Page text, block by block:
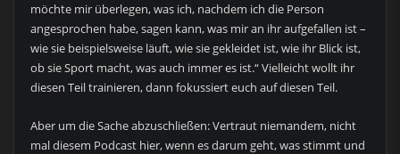
möchte mir überlegen, was ich, nachdem ich die Person
angesprochen habe, sagen kann, was mir an ihr aufgefallen ist –
wie sie beispielsweise läuft, wie sie gekleidet ist, wie ihr Blick ist,
ob sie Sport macht, was auch immer es ist.“ Vielleicht wollt ihr
diesen Teil trainieren, dann fokussiert euch auf diesen Teil.
Aber um die Sache abzuschließen: Vertraut niemandem, nicht
mal diesem Podcast hier, wenn es darum geht, was stimmt und